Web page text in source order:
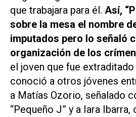
que trabajara para él. Así,
sobre la mesa el nombre
imputados pero lo señaló
organización de los
el joven que fue extraditado
conoció a otros jóvenes
a Matías Ozorio, señalado
“Pequeño J” y a Iara